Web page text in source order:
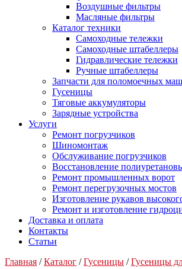
Воздушные фильтры
Масляные фильтры
Каталог техники
Самоходные тележки
Самоходные штабеллеры
Гидравлические тележки
Ручные штабеллеры
Запчасти для поломоечных
Гусеницы
Тяговые аккумуляторы
Зарядные устройства
Услуги
Ремонт погрузчиков
Шиномонтаж
Обслуживание погрузчиков
Восстановление
Ремонт промышленных ворот
Ремонт перегрузочных мостов
Изготовление рукавов
Ремонт и изготовление
Доставка и оплата
Контакты
Статьи
Главная /Каталог /Гусеницы /Гусеницы